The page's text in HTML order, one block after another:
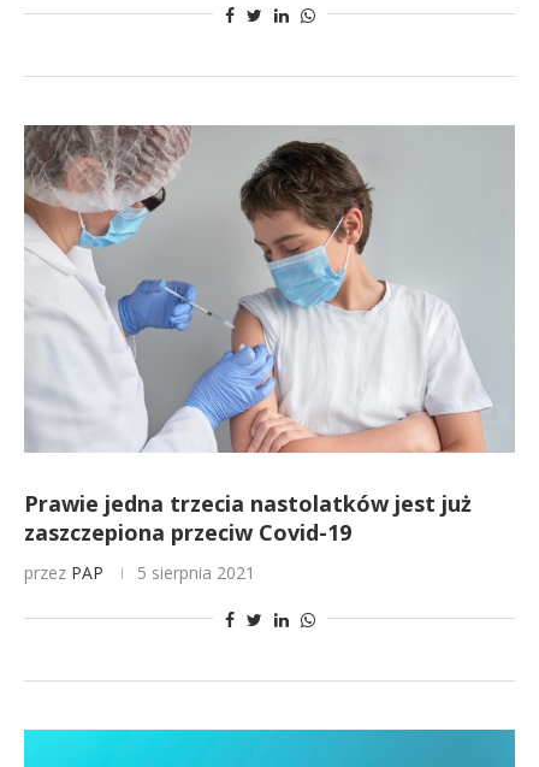
Prawie jedna trzecia nastolatków jest już
zaszczepiona przeciw Covid-19
przez PAP 5 sierpnia 2021